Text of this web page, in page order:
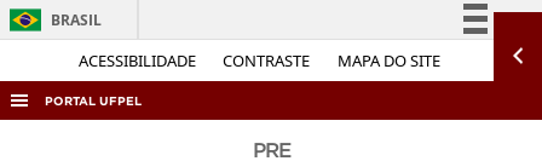
ACESSIBILIDADE CONTRASTE MAPA DO SITE
BRASIL
Simplifique!
PORTAL UFPEL
PRE